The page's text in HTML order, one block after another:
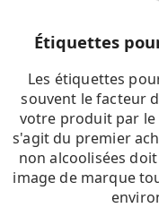
Étiquettes
Les étiquettes
souvent le facteur
votre produit par
s'agit du premier
non alcoolisées
image de marque